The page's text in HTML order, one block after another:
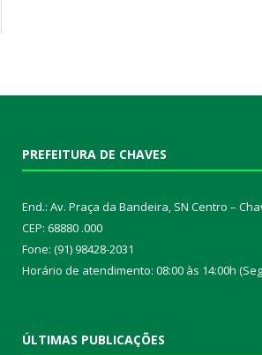
PREFEITURA DE CHAVES
End.: Av. Praça da Bandeira, SN Centro –
CEP: 68880 .000
Fone: (91) 98428-2031
Horário de atendimento: 08:00 às 14:00h
ÚLTIMAS PUBLICAÇÕES